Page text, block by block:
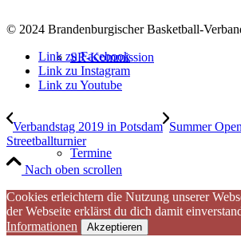
SR-Kommission
Termine
© 2024 Brandenburgischer Basketball-
Link zu Facebook
Link zu Instagram
Link zu Youtube
Verbandstag 2019 in Potsdam Summer
Streetballturnier
Nach oben scrollen
Cookies erleichtern die Nutzung unserer
der Webseite erklärst du dich damit
Informationen
Akzeptieren